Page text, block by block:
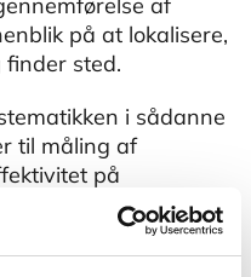
på at lokalisere,
sted.
i sådanne
til måling af
på
i varme- og
henvender sig til
virksomheder,